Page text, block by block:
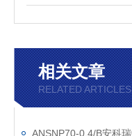
相关文章
RELATED ARTICLES